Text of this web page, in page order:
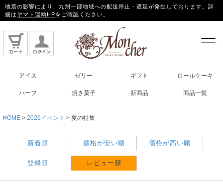
地震の影響により、九州一部地域への配送停止・遅延が発生しております。詳
細はヤマト運輸HPをご確認ください。
アイス ゼリー ギフト ロールケーキ
ハーフ 焼き菓子 新商品 商品一覧
HOME 2026イベント 夏の特集
新着順 価格が安い順 価格が高い順
登録順 レビュー順